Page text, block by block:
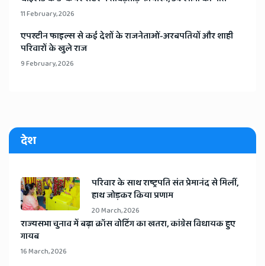
11 February, 2026
​एपस्टीन फाइल्स से कई देशों के राजनेताओं-अरबपतियों और शाही
परिवारों के खुले राज
9 February, 2026
देश
​परिवार के साथ राष्ट्रपति संत प्रेमानंद से मिलीं,
हाथ जोड़कर किया प्रणाम
20 March, 2026
​राज्यसभा चुनाव में बढ़ा क्रॉस वोटिंग का खतरा, कांग्रेस विधायक हुए
गायब
16 March, 2026